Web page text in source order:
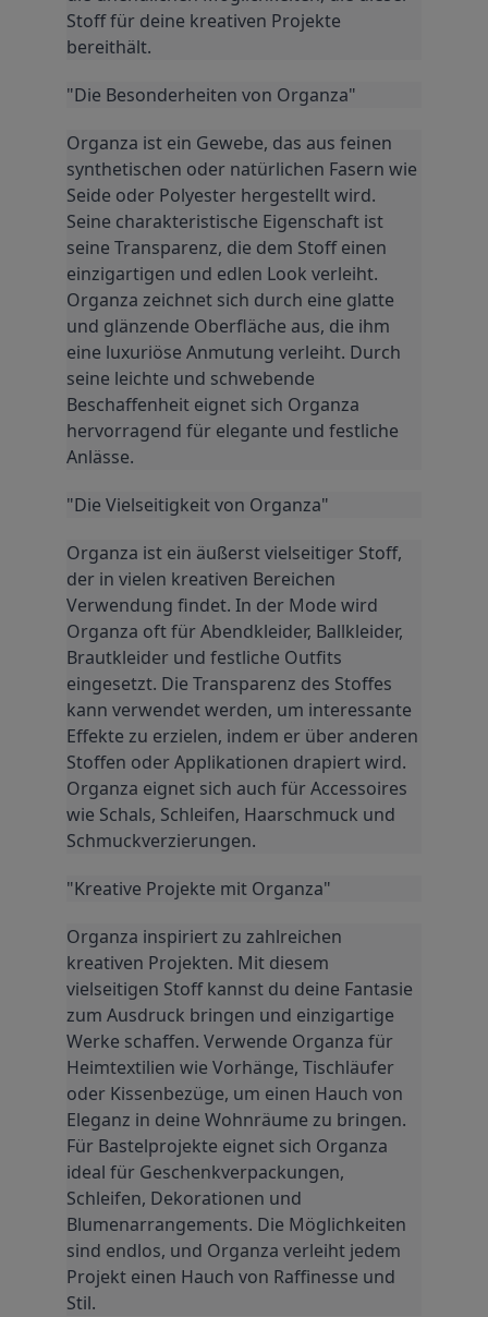
Stoff für deine kreativen Projekte
bereithält.
"Die Besonderheiten von Organza"
Organza ist ein Gewebe, das aus feinen
synthetischen oder natürlichen Fasern wie
Seide oder Polyester hergestellt wird.
Seine charakteristische Eigenschaft ist
seine Transparenz, die dem Stoff einen
einzigartigen und edlen Look verleiht.
Organza zeichnet sich durch eine glatte
und glänzende Oberfläche aus, die ihm
eine luxuriöse Anmutung verleiht. Durch
seine leichte und schwebende
Beschaffenheit eignet sich Organza
hervorragend für elegante und festliche
Anlässe.
"Die Vielseitigkeit von Organza"
Organza ist ein äußerst vielseitiger Stoff,
der in vielen kreativen Bereichen
Verwendung findet. In der Mode wird
Organza oft für Abendkleider, Ballkleider,
Brautkleider und festliche Outfits
eingesetzt. Die Transparenz des Stoffes
kann verwendet werden, um interessante
Effekte zu erzielen, indem er über anderen
Stoffen oder Applikationen drapiert wird.
Organza eignet sich auch für Accessoires
wie Schals, Schleifen, Haarschmuck und
Schmuckverzierungen.
"Kreative Projekte mit Organza"
Organza inspiriert zu zahlreichen
kreativen Projekten. Mit diesem
vielseitigen Stoff kannst du deine Fantasie
zum Ausdruck bringen und einzigartige
Werke schaffen. Verwende Organza für
Heimtextilien wie Vorhänge, Tischläufer
oder Kissenbezüge, um einen Hauch von
Eleganz in deine Wohnräume zu bringen.
Für Bastelprojekte eignet sich Organza
ideal für Geschenkverpackungen,
Schleifen, Dekorationen und
Blumenarrangements. Die Möglichkeiten
sind endlos, und Organza verleiht jedem
Projekt einen Hauch von Raffinesse und
Stil.